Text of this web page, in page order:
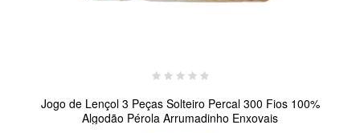
Jogo de Lençol 3 Peças Solteiro Percal 300 Fios 100%
Algodão Pérola Arrumadinho Enxovais